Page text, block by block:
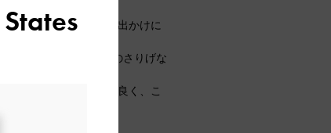
ーツが到着しました！
時間でも疲れにくくお出かけに
スタイルと、後ろのさりげな
ーパンツなどと相性が良く、こ
たです。